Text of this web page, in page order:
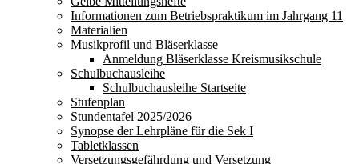
Informationen zum Betriebspraktikum im Jahrgang 11
Materialien
Musikprofil und Bläserklasse
Anmeldung Bläserklasse Kreismusikschule
Schulbuchausleihe
Schulbuchausleihe Startseite
Stufenplan
Stundentafel 2025/2026
Synopse der Lehrpläne für die Sek I
Tabletklassen
Versetzungsgefährdung und Versetzung